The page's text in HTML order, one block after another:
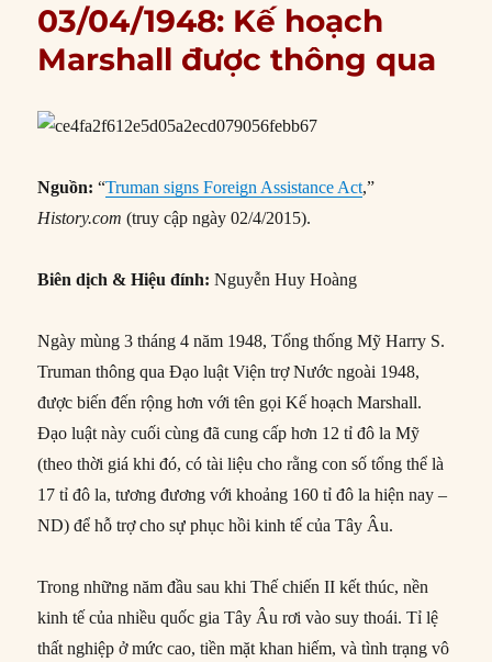
03/04/1948: Kế hoạch
Marshall được thông qua
Nguồn: “Truman signs Foreign Assistance Act,”
History.com (truy cập ngày 02/4/2015).
Biên dịch & Hiệu đính: Nguyễn Huy Hoàng
Ngày mùng 3 tháng 4 năm 1948, Tổng thống Mỹ Harry S.
Truman thông qua Đạo luật Viện trợ Nước ngoài 1948,
được biến đến rộng hơn với tên gọi Kế hoạch Marshall.
Đạo luật này cuối cùng đã cung cấp hơn 12 tỉ đô la Mỹ
(theo thời giá khi đó, có tài liệu cho rằng con số tổng thể là
17 tỉ đô la, tương đương với khoảng 160 tỉ đô la hiện nay –
ND) để hỗ trợ cho sự phục hồi kinh tế của Tây Âu.
Trong những năm đầu sau khi Thế chiến II kết thúc, nền
kinh tế của nhiều quốc gia Tây Âu rơi vào suy thoái. Tỉ lệ
thất nghiệp ở mức cao, tiền mặt khan hiếm, và tình trạng vô